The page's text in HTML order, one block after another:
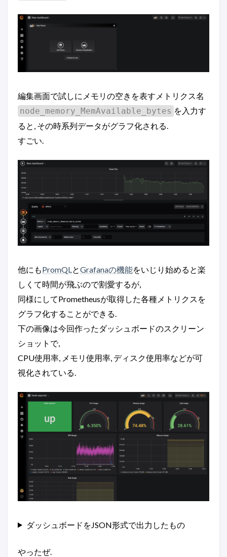
編集画面で試しにメモリの空きを表すメトリクス名
node_memory_MemAvailable_bytes を入力す
ると, その時系列データがグラフ化される.
すごい.
他にもPromQL とGrafanaの機能をいじり始めると楽
しくて時間が飛ぶので割愛するが,
同様にしてPrometheusが取得した各種メトリクスを
グラフ化することができる.
下の画像は今回作ったダッシュボードのスクリーン
ショットで,
CPU使用率, メモリ使用率, ディスク使用率などが可
視化されている.
ダッシュボードをJSON形式で出力したもの
やったぜ.